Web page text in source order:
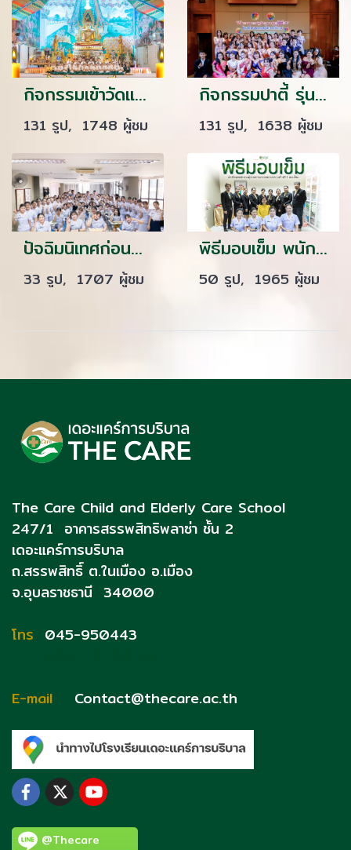
กิจกรรมเข้าวัดแกะเทียนประเพณีแห่เทียนเข้าพรรษา นักเรียนพนักงานผู้ช่วยพยาบาล รุ่นที่ 43 ณ วัดศรีประดู่ จังหวัดอุบลราชธานี
131 รูป, 1748 ผู้ชม
กิจกรรมปาตี้ รุ่น 37
131 รูป, 1638 ผู้ชม
ปัจฉิมนิเทศก่อนออกฝึกงาน รุ่นที่ 42
33 รูป, 1707 ผู้ชม
พิธีมอบเข็ม พนักงานผู้ช่วยทางการพยาบาลรุ่นที่ 42.1 ( รุ่นออนไลน์ ) ณ โรงเรียนเดอะแคร์การบริบาล
50 รูป, 1965 ผู้ชม
The Care Child and Elderly Care School
247/1 อาคารสรรพสิทธิพลาซ่า ชั้น 2
เดอะแคร์การบริบาล
ถ.สรรพสิทธิ์ ต.ในเมือง อ.เมือง
จ.อุบลราชธานี 34000
โทร 045-950443
E-mail
Contact@thecare.ac.th
@Thecare